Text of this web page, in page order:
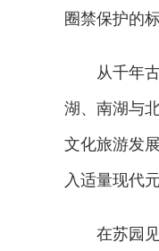
圈禁保护的
从千年古
湖、南湖与
文化旅游发
入适量现代
在苏园见